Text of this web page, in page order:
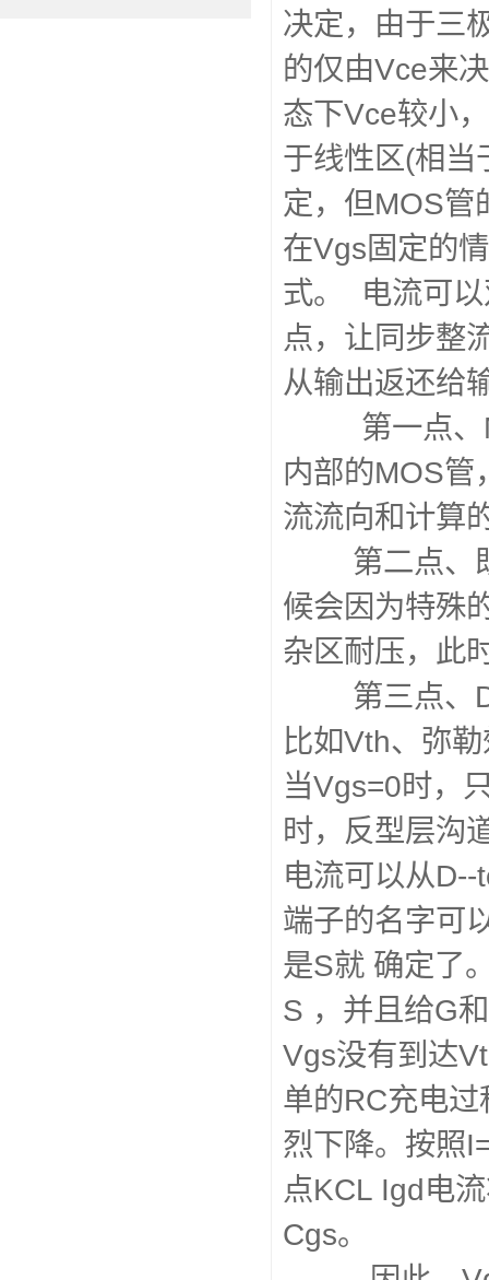
决定，由于三
的仅由Vce来
态下Vce较小
于线性区(相当
定，但MOS管
在Vgs固定的
式。 电流可以
点，让同步整
从输出返还给
第一点、
内部的MOS管
流流向和计算
第二点、既
候会因为特殊
杂区耐压，此
第三点、D
比如Vth、弥
当Vgs=0时，
时，反型层沟
电流可以从
端子的名字可
是S就 确定了
S ，并且给G
Vgs没有到达
单的RC充电
烈下降。按照
点KCL Igd电
Cgs。